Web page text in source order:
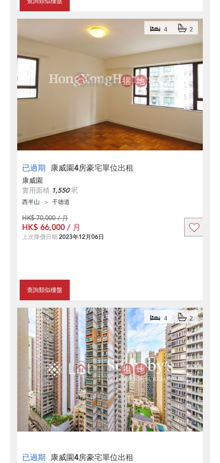
已過期 康威園4房豪宅單位出租
4 2
康威園
實用面積 1,550呎
西半山 干德道
查詢類似樓盤
HK$ 70,000 / 月
HK$ 66,000 / 月
上次降價日期 2023年12月06日
已過期 康威園4房豪宅單位出租
4 2